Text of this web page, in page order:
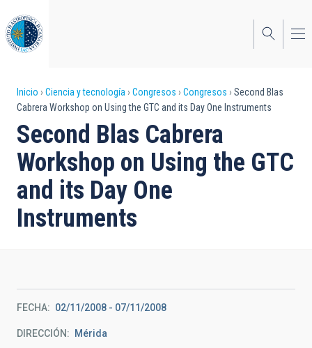
al
contenido
principal
Sobrescribir
enlaces
de
ayuda
a
la
Inicio Ciencia y tecnología Congresos Congresos
Second Blas
Cabrera Workshop on Using the GTC and its Day One Instruments
Second Blas Cabrera
Workshop on Using the GTC
and its Day One
Instruments
FECHA 02/11/2008 - 07/11/2008
DIRECCIÓN Mérida